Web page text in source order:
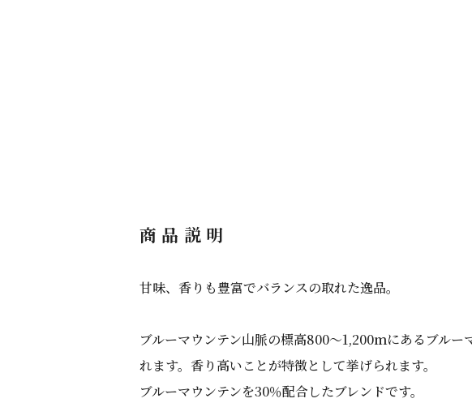
商品説明
甘味、香りも豊富でバランスの取れた逸品。
ブルーマウンテン山脈の標高800～1,200ｍにあるブル
れます。香り高いことが特徴として挙げられます。
ブルーマウンテンを30％配合したブレンドです。